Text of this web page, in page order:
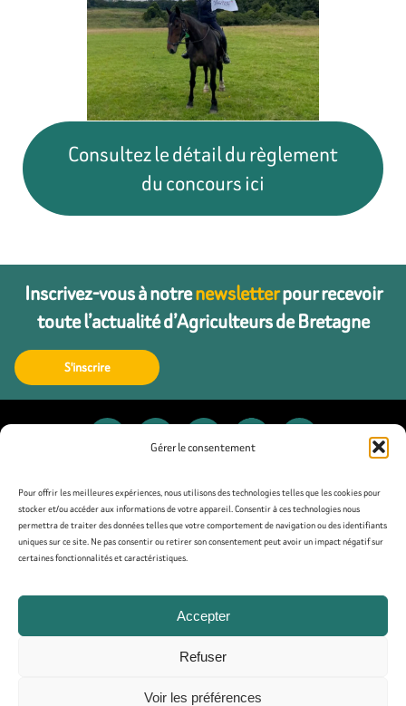
Gérer le consentement
Pour offrir les meilleures expériences, nous utilisons des technologies telles que les cookies pour
stocker et/ou accéder aux informations de votre appareil. Consentir à ces technologies nous
permettra de traiter des données telles que votre comportement de navigation ou des identifiants
uniques sur ce site. Ne pas consentir ou retirer son consentement peut avoir un impact négatif sur
certaines fonctionnalités et caractéristiques.
Accepter
Refuser
Voir les préférences
Consultez le détail du règlement
du concours ici
Inscrivez-vous à notrenewsletterpour recevoir
toute l’actualité d’Agriculteurs de Bretagne
S'inscrire
Contact
Presse
Politique de confidentialité